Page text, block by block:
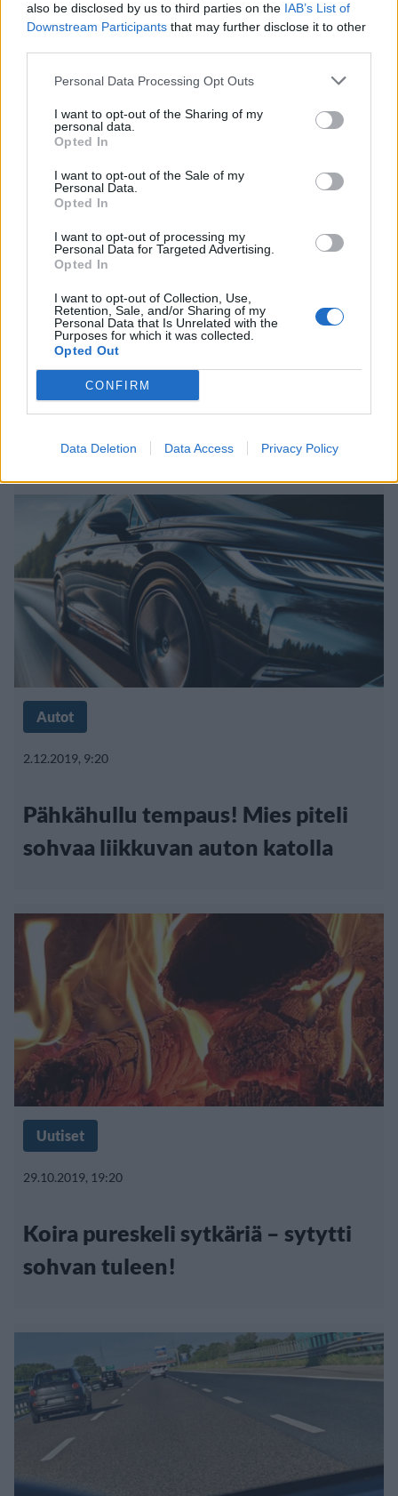
also be disclosed by us to third parties on the IAB’s List of
Downstream Participants that may further disclose it to other
Personal Data Processing Opt Outs
I want to opt-out of the Sharing of my
personal data.
Opted In
I want to opt-out of the Sale of my
Personal Data.
Opted In
I want to opt-out of processing my
Personal Data for Targeted Advertising.
Opted In
I want to opt-out of Collection, Use,
Retention, Sale, and/or Sharing of my
Personal Data that Is Unrelated with the
Purposes for which it was collected.
Opted Out
CONFIRM
Data Deletion Data Access Privacy Policy
Viihdeuutiset
20.1.2020, 19:20
Kirpputoritorin sohvan sisältä
löytyi kymmenien tuhansien
Autot
2.12.2019, 9:20
Pähkähullu tempaus! Mies piteli
sohvaa liikkuvan auton katolla
Uutiset
29.10.2019, 19:20
Koira pureskeli sytkäriä – sytytti
sohvan tuleen!